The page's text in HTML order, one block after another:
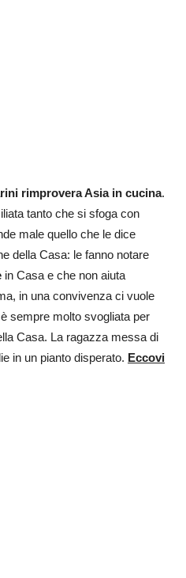
rimprovera Asia in cucina.
tanto che si sfoga con
male quello che le dice
della Casa: le fanno notare
in Casa e che non aiuta
in una convivenza ci vuole
sempre molto svogliata per
Casa. La ragazza messa di
in un pianto disperato. Eccovi